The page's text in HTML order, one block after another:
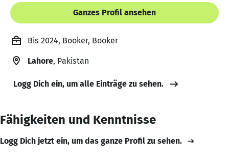
Ganzes Profil ansehen
Bis 2024, Booker, Booker
Lahore, Pakistan
Logg Dich ein, um alle Einträge zu sehen.
Fähigkeiten und Kenntnisse
Logg Dich jetzt ein, um das ganze Profil zu sehen.